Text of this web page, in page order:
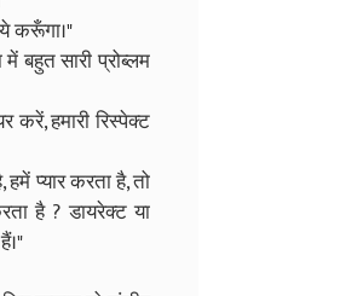
करूँगा।"
बहुत सारी प्रोब्लम
करें, हमारी रिस्पेक्ट
प्यार करता है, तो
है ? डायरेक्ट या